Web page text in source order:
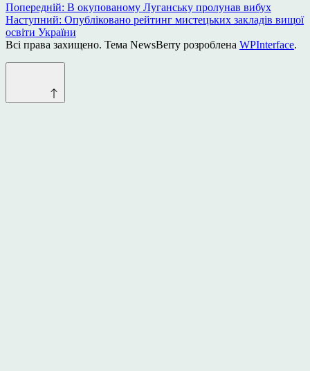
Навігація
записів
Попередній: В окупованому Луганську пролунав вибух
Наступний: Опубліковано рейтинг мистецьких закладів вищої
освіти України
Всі права захищено. Тема NewsBerry розроблена WPInterface.